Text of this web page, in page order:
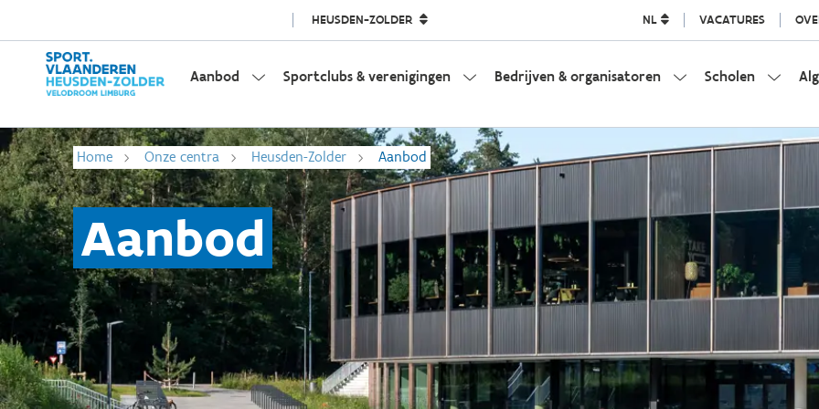
HEUSDEN-ZOLDER NL VACATURES
Aanbod Sportclubs & verenigingen Bedrijven & organisatoren Scholen
Home Onze centra Heusden-Zolder Aanbod
Aanbod